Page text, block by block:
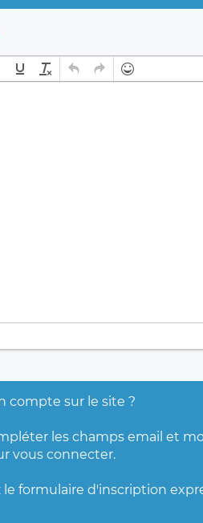
compte sur le site ?
les champs email et
vous connecter.
formulaire d'inscription